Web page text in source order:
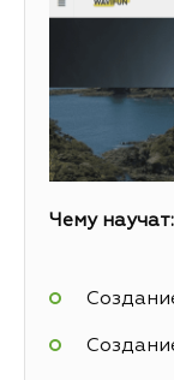
Чему научат: